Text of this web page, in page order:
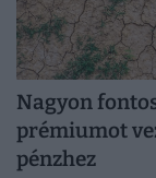
Nagyon
prémiumot
pénzhez